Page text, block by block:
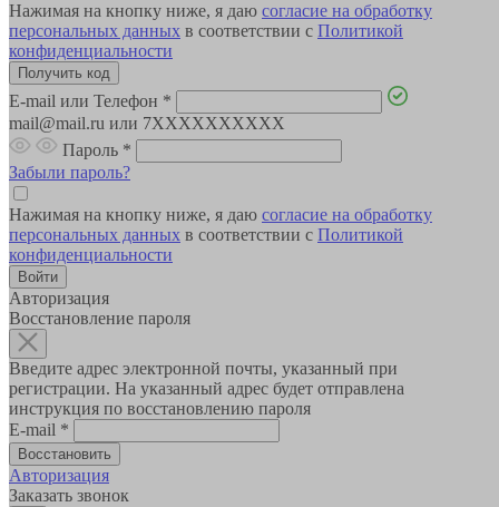
Нажимая на кнопку ниже, я даю согласие на обработку
персональных данных в соответствии с Политикой
конфиденциальности
E-mail или Телефон *
mail@mail.ru или 7XXXXXXXXXX
Пароль *
Забыли пароль?
Нажимая на кнопку ниже, я даю согласие на обработку
персональных данных в соответствии с Политикой
конфиденциальности
Авторизация
Восстановление пароля
Введите адрес электронной почты, указанный при
регистрации. На указанный адрес будет отправлена
инструкция по восстановлению пароля
E-mail *
Авторизация
Заказать звонок